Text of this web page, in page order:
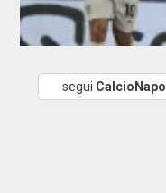
segui